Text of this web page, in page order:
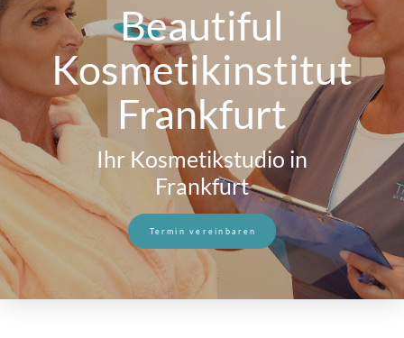
Beautiful
Kosmetikinstitut
Frankfurt
Ihr Kosmetikstudio in
Frankfurt
Termin vereinbaren